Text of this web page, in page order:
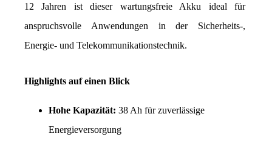
12 Jahren ist dieser wartungsfreie Akku ideal für
anspruchsvolle Anwendungen in der Sicherheits-,
Energie- und Telekommunikationstechnik.
Highlights auf einen Blick
Hohe Kapazität: 38 Ah für zuverlässige
Energieversorgung